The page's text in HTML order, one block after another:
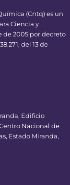
(Cntq) es un
Ciencia y
de 2005 por decreto
del 13 de
Edificio
Nacional de
Estado Miranda,